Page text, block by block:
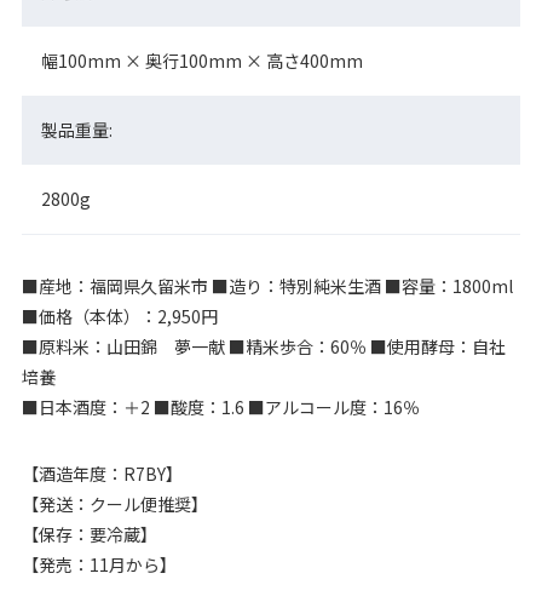
幅100mm × 奥行100mm × 高さ400mm
製品重量:
2800g
■産地：福岡県久留米市 ■造り：特別純米生酒 ■容量：1800ml
■価格（本体）：2,950円
■原料米：山田錦 夢一献 ■精米歩合：60％ ■使用酵母：自社
培養
■日本酒度：＋2 ■酸度：1.6 ■アルコール度：16％
【酒造年度：R7BY】
【発送：クール便推奨】
【保存：要冷蔵】
【発売：11月から】